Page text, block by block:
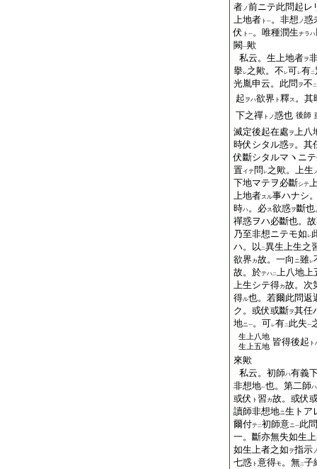
者ノ前ニテ此問起レ
上地者 ト 一。非想 ノ惑
伏 ト 一。唯種潤生ナラハ
闕一歟
私云。生上地者ヲ
擧レ之歟。不 レ可レ有二
光胤申云。此問 ヲ不 二
起 ヲハ欲界 ト 釋ス 。其
下之禪 トノ惑也 後師
滅定後起在處 ヲ上八
時伏シタル惑ヲ 。其
伏斷シタルマヽニ
置イテ問 レ之歟。上生
下地マテヲ必斷シテ
上地者スル事ハナシ
時ハ。必ス欲惑ヲ 斷
禪惑ヲハ必斷也。
乃至非想ニテモ如 レ
ハ。以 二異生上生之
欲界 カ故。一向 ニ雖レ
故。於テハ二上八地上
上生シテ得カ故。次
得ル也。若爾此問返
ク。或伏或斷ヲ其任
地ニ一。可レ有二 此失一
生上八地
生上五地 皆得後起
來歟
私云。初師ハ有義
非想地一也。第二師ハ
或伏 ト 習 カ故。或伏
讀師非想地ニ生トア
爾付テ二初師意ニ一此問
一。斷亦無失如生
如生上者之如 ヲ指示
七惑 ト 意得モ。無二子